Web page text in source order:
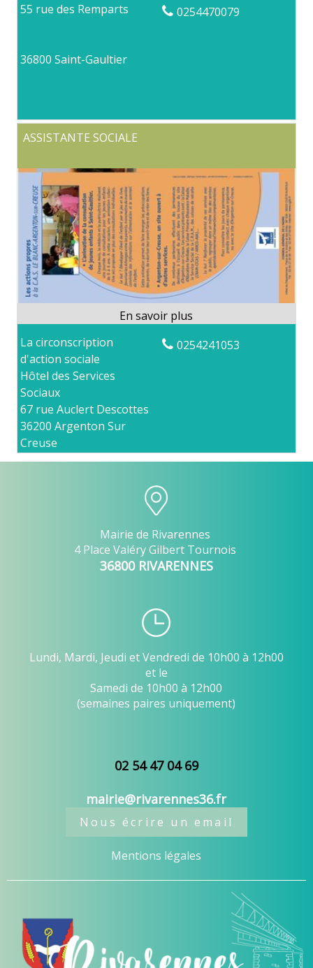
55 rue des Remparts
36800 Saint-Gaultier
0254470079
ASSISTANTE SOCIALE
La circonscription
d'action sociale
Hôtel des Services
Sociaux
67 rue Auclert Descottes
36200 Argenton Sur
Creuse
0254241053
Mairie de Rivarennes
4 Place Valéry Gilbert Tournois
36800 RIVARENNES
Lundi, Mardi, Jeudi et Vendredi de 10h00 à 12h00
et le
Samedi de 10h00 à 12h00
(semaines paires uniquement)
02 54 47 04 69
mairie@rivarennes36.fr
Nous écrire un email
Mentions légales